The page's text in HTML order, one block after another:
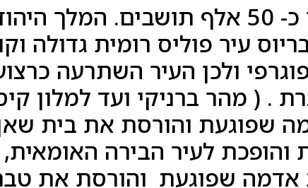
בשיא גודלה היו בעיר כ- 50 אלף
עיר פוליס רומית גדולה
ולכן העיר השתרעה
שפוגעת והורסת את בית